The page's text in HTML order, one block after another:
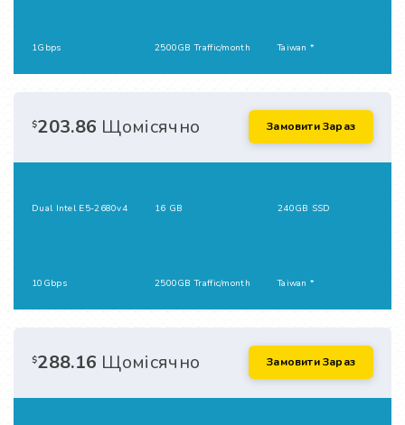
1Gbps 2500GB Traffic/month Taiwan *
$203.86 Щомісячно Замовити Зараз
Dual Intel E5-2680v4 16 GB 240GB SSD
10Gbps 2500GB Traffic/month Taiwan *
$288.16 Щомісячно Замовити Зараз